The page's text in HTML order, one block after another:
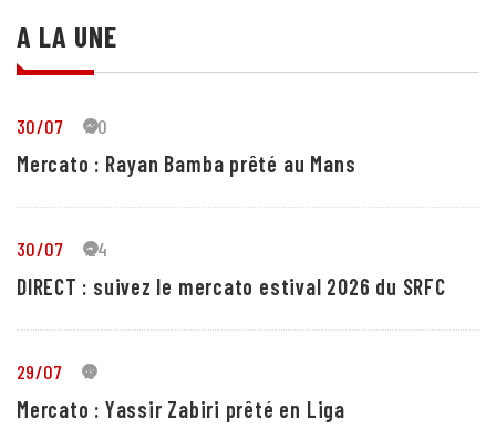
A LA UNE
30/07 30
Mercato : Rayan Bamba prêté au Mans
30/07 24
DIRECT : suivez le mercato estival 2026 du SRFC
29/07 5
Mercato : Yassir Zabiri prêté en Liga